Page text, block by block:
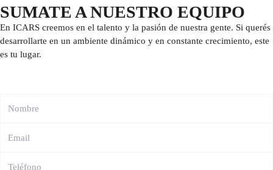
SUMATE A NUESTRO EQUIPO
En ICARS creemos en el talento y la pasión de nuestra gente. Si querés
desarrollarte en un ambiente dinámico y en constante crecimiento, este
es tu lugar.